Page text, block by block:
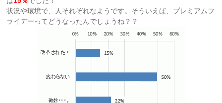
状況や環境で、人それぞれなようです。そういえば、プレミアムフ
ライデーってどうなったんでしょうね？？